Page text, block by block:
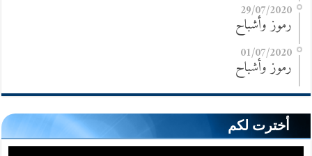
29/07/2020
رموز وأشباح
01/07/2020
رموز وأشباح
أخترت لكم